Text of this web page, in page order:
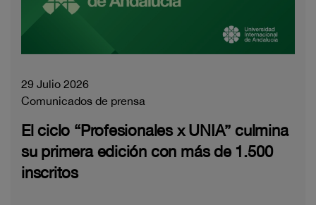
29 Julio 2026
Comunicados de prensa
El ciclo “Profesionales x UNIA” culmina
su primera edición con más de 1.500
inscritos